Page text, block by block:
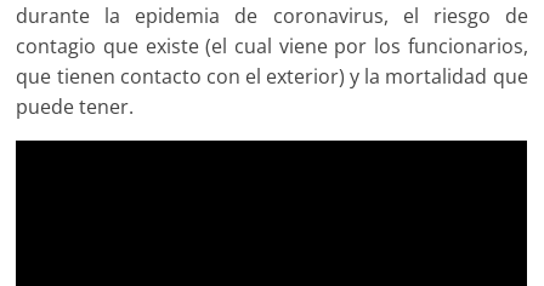
durante la epidemia de coronavirus, el riesgo de
contagio que existe (el cual viene por los funcionarios,
que tienen contacto con el exterior) y la mortalidad que
puede tener.